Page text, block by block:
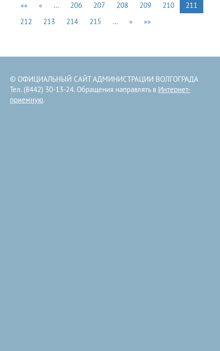
«« « … 206 207 208 209 210
211
212
213 214 215 … » »»
© ОФИЦИАЛЬНЫЙ САЙТ АДМИНИСТРАЦИИ ВОЛГОГРАДА
Тел. (8442) 30-13-24. Обращения направлять в Интернет-
приемную.